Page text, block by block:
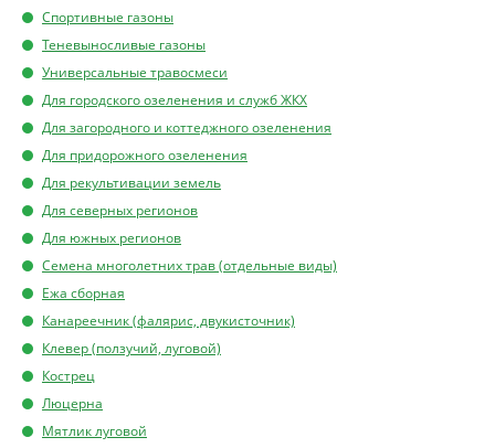
Спортивные газоны
Теневыносливые газоны
Универсальные травосмеси
Для городского озеленения и служб ЖКХ
Для загородного и коттеджного озеленения
Для придорожного озеленения
Для рекультивации земель
Для северных регионов
Для южных регионов
Семена многолетних трав (отдельные виды)
Ежа сборная
Канареечник (фалярис, двукисточник)
Клевер (ползучий, луговой)
Кострец
Люцерна
Мятлик луговой